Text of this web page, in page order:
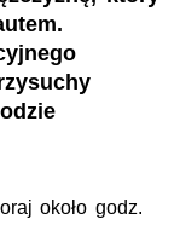
około godz.